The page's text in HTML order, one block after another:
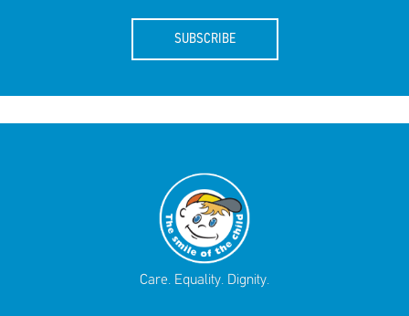
SUBSCRIBE
Care. Equality. Dignity.